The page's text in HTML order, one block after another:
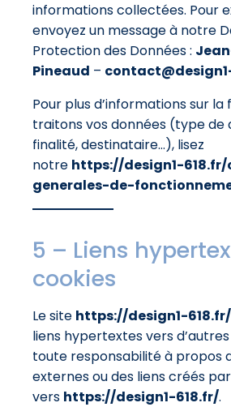
informations collectées. Pour
envoyez un message à notre
Protection des Données :
Pineaud –
Pour plus d’informations sur
traitons vos données (type de
finalité, destinataire…), lisez
notre https://design1-
generales-de-
5 – Liens
cookies
Le site https://design1-618.fr/
liens hypertextes vers
toute responsabilité à propos
externes ou des liens créés
vers https://design1-618.fr/.